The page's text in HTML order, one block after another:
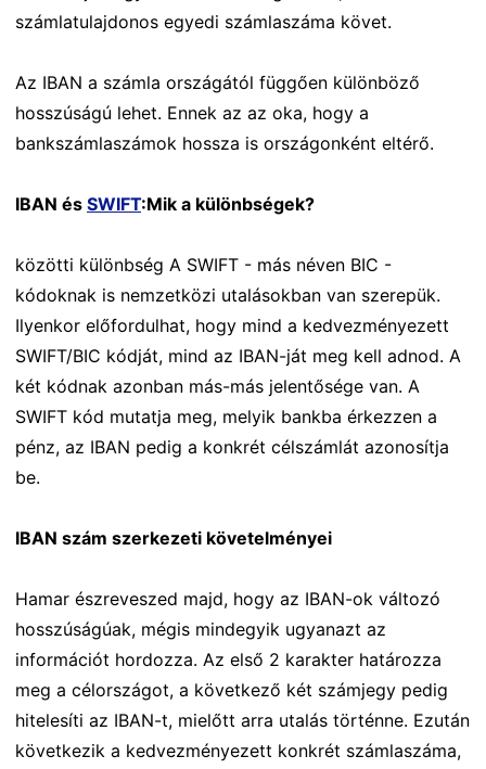
számlatulajdonos egyedi számlaszáma követ.
Az IBAN a számla országától függően különböző
hosszúságú lehet. Ennek az az oka, hogy a
bankszámlaszámok hossza is országonként eltérő.
IBAN és SWIFT:Mik a különbségek?
közötti különbség A SWIFT - más néven BIC -
kódoknak is nemzetközi utalásokban van szerepük.
Ilyenkor előfordulhat, hogy mind a kedvezményezett
SWIFT/BIC kódját, mind az IBAN-ját meg kell adnod. A
két kódnak azonban más-más jelentősége van. A
SWIFT kód mutatja meg, melyik bankba érkezzen a
pénz, az IBAN pedig a konkrét célszámlát azonosítja
be.
IBAN szám szerkezeti követelményei
Hamar észreveszed majd, hogy az IBAN-ok változó
hosszúságúak, mégis mindegyik ugyanazt az
információt hordozza. Az első 2 karakter határozza
meg a célországot, a következő két számjegy pedig
hitelesíti az IBAN-t, mielőtt arra utalás történne. Ezután
következik a kedvezményezett konkrét számlaszáma,